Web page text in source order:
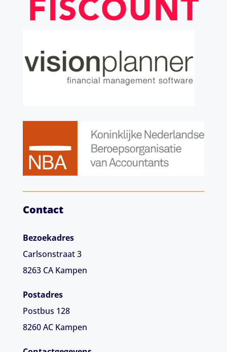
Contact
Bezoekadres
Carlsonstraat 3
8263 CA Kampen
Postadres
Postbus 128
8260 AC Kampen